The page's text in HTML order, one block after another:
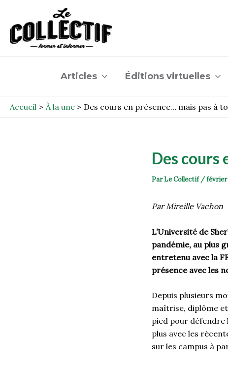
contenu
Articles Éditions virtuelles
Accueil À la une Des cours en présence… mais pas à
Des cours
ParLe Collectif /février
Par Mireille Vachon
L’Université de
pandémie, au plus
entretenu avec la
présence avec les
Depuis plusieurs
maîtrise, diplôme
pied pour défendre
plus avec les
sur les campus à